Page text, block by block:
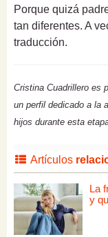
Porque quizá
tan diferentes. A
traducción.
Cristina Cuadrillero es
un perfil dedicado a la
hijos durante esta
Artículos
La
y